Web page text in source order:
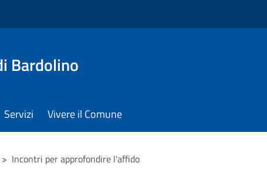
Bardolino
Servizi Vivere il Comune
> Incontri per approfondire l'affido